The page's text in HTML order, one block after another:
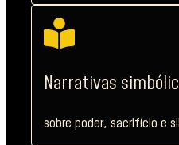
Narrativas
sobre poder, sacrifício e